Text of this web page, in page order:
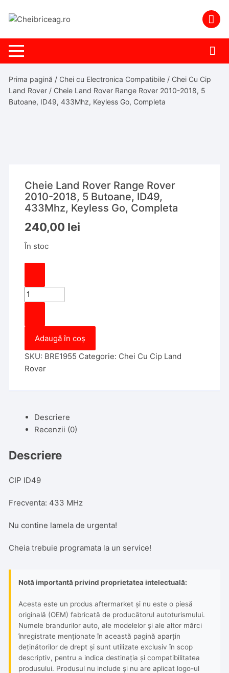
Prima pagină / Chei cu Electronica Compatibile / Chei Cu Cip
Land Rover / Cheie Land Rover Range Rover 2010-2018, 5
Butoane, ID49, 433Mhz, Keyless Go, Completa
Cheie Land Rover Range Rover
2010-2018, 5 Butoane, ID49,
433Mhz, Keyless Go, Completa
240,00 lei
În stoc
Cantitate
Cheie
Rover
Range
Rover
2010-
ID49,
433Mhz,
Go,
Adaugă în coș
SKU: BRE1955 Categorie: Chei Cu Cip Land
Rover
Descriere
Recenzii (0)
Descriere
CIP ID49
Frecventa: 433 MHz
Nu contine lamela de urgenta!
Cheia trebuie programata la un service!
Notă importantă privind proprietatea intelectuală:
Acesta este un produs aftermarket și nu este o piesă
originală (OEM) fabricată de producătorul autoturismului.
Numele brandurilor auto, ale modelelor și ale altor mărci
înregistrate menționate în această pagină aparțin
deținătorilor de drept și sunt utilizate exclusiv în scop
descriptiv, pentru a indica destinația și compatibilitatea
produsului. Produsul nu include și nu are aplicat logo-ul